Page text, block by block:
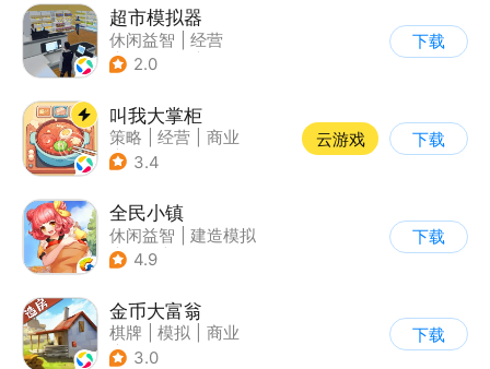
超市模拟器
休闲益智
经营
| 文字游戏
2.0
下载
叫我大掌柜
策略 经营
商业
| 古风
3.4
云游戏 下载
全民小镇
休闲益智
建造模拟
| 卡通
4.9
下载
金币大富翁
棋牌 模拟
商业
| 脑洞
3.0
下载